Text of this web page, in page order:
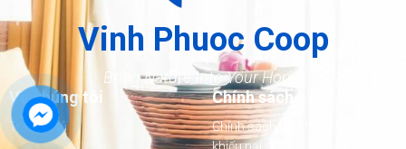
Vinh Phuoc Coop
Bring Nature Into Your Home
Về chúng tôi
Trang chủ
Chính sách
Chính sách bảo hành và xử lý